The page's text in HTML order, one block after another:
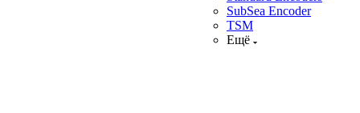
SubSea Encoder
TSM
Ещё